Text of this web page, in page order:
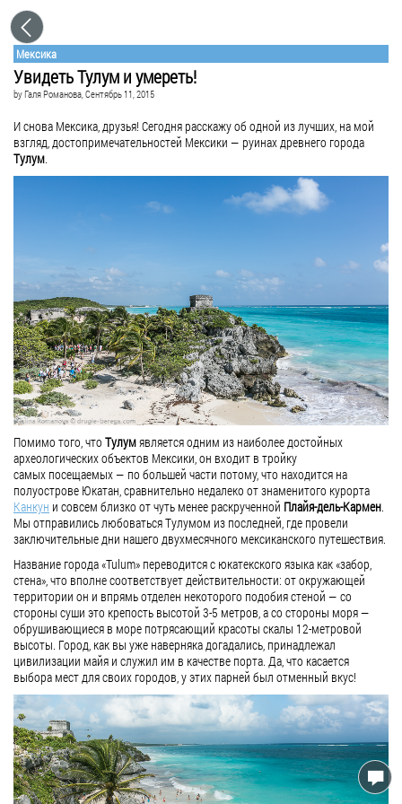
Мексика
Увидеть Тулум и умереть!
byГаля Романова, Сентябрь 11, 2015
И снова Мексика, друзья! Сегодня расскажу об одной из лучших, на мой
взгляд, достопримечательностей Мексики — руинах древнего города
Тулум.
Помимо того, что Тулумявляется одним из наиболее достойных
археологических объектов Мексики, он входит в тройку
самых посещаемых — по большей части потому, что находится на
полуострове Юкатан, сравнительно недалеко от знаменитого курорта
Канкун и совсем близко от чуть менее раскрученной Плайя-дель-Кармен.
Мы отправились любоваться Тулумом из последней, где провели
заключительные дни нашего двухмесячного мексиканского путешествия.
Название города «Tulum» переводится с юкатекского языка как «забор,
стена», что вполне соответствует действительности: от окружающей
территории он и впрямь отделен некоторого подобия стеной — со
стороны суши это крепость высотой 3-5 метров, а со стороны моря —
обрушивающиеся в море потрясающий красоты скалы 12-метровой
высоты. Город, как вы уже наверняка догадались, принадлежал
цивилизации майя и служил им в качестве порта. Да, что касается
выбора мест для своих городов, у этих парней был отменный вкус!